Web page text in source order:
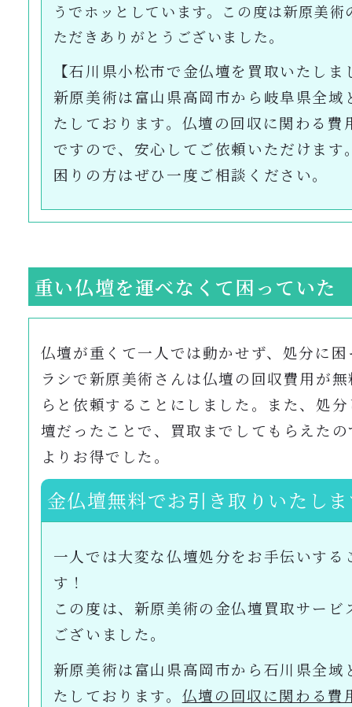
うでホッとしています。この度は新原美
ただきありがとうございました。
【石川県小松市で金仏壇を買取いたしま
新原美術は富山県高岡市から岐阜県全
たしております。仏壇の回収に関わる
ですので、安心してご依頼いただけま
困りの方はぜひ一度ご相談ください。
重い仏壇を運べなくて困っていた
仏壇が重くて一人では動かせず、処分に
ラシで新原美術さんは仏壇の回収費用が
らと依頼することにしました。また、処
壇だったことで、買取までしてもらえた
よりお得でした。
金仏壇無料でお引き取りいたし
一人では大変な仏壇処分をお手伝いす
す！
この度は、新原美術の金仏壇買取サー
ございました。
新原美術は富山県高岡市から石川県全
たしております。 仏壇の回収に関わる